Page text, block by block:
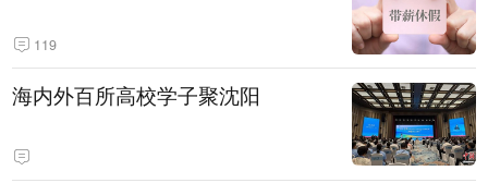
119
海内外百所高校学子聚沈阳